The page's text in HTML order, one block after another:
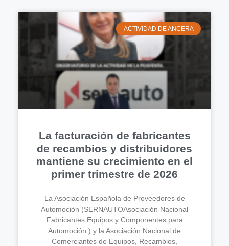
ACTIVIDAD DE ANCERA
La facturación de fabricantes
de recambios y distribuidores
mantiene su crecimiento en el
primer trimestre de 2026
La Asociación Española de Proveedores de
Automoción (SERNAUTOAsociación Nacional
Fabricantes Equipos y Componentes para
Automoción.) y la Asociación Nacional de
Comerciantes de Equipos, Recambios,